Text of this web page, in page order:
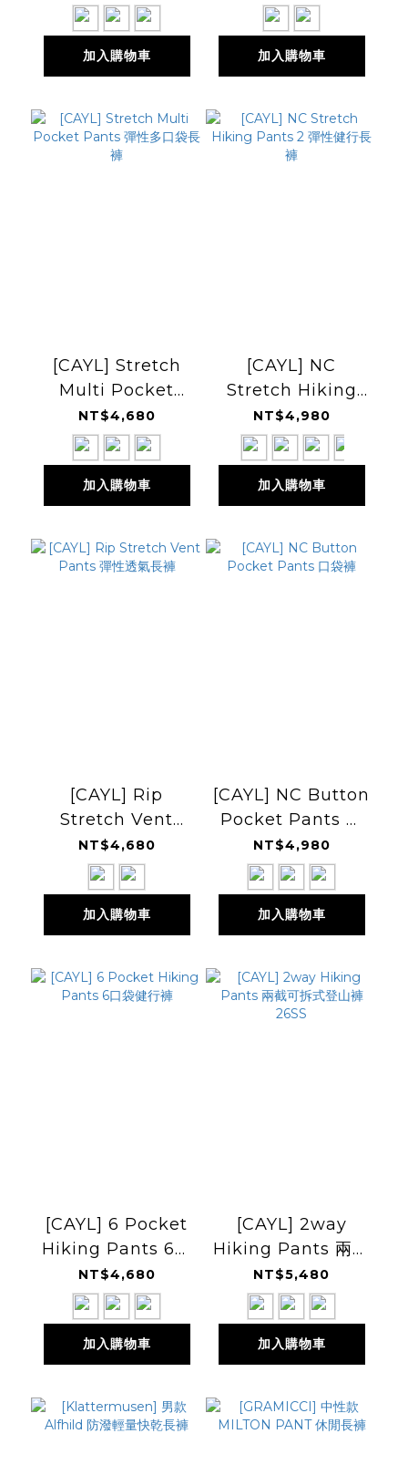
加入購物車 加入購物車
[CAYL] Stretch
Multi Pocket
Pants 彈性多口袋
長褲
NT$4,680
加入購物車
[CAYL] NC
Stretch Hiking
Pants 2 彈性健行
長褲
NT$4,980
加入購物車
[CAYL] Rip
Stretch Vent
Pants 彈性透氣長
褲
NT$4,680
加入購物車
[CAYL] NC Button
Pocket Pants 口
袋褲
NT$4,980
加入購物車
[CAYL] 6 Pocket
Hiking Pants 6口
袋健行褲
NT$4,680
加入購物車
[CAYL] 2way
Hiking Pants 兩截
可拆式登山褲 26SS
NT$5,480
加入購物車